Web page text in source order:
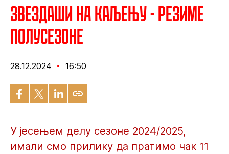
Звездаши на каљењу - резиме
полусезоне
28.12.2024 16:50
У јесењем делу сезоне 2024/2025,
имали смо прилику да пратимо чак 11